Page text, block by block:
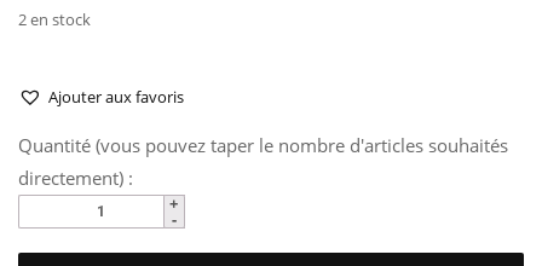
2 en stock
Ajouter aux favoris
Quantité (vous pouvez taper le nombre d'articles souhaités
directement) :